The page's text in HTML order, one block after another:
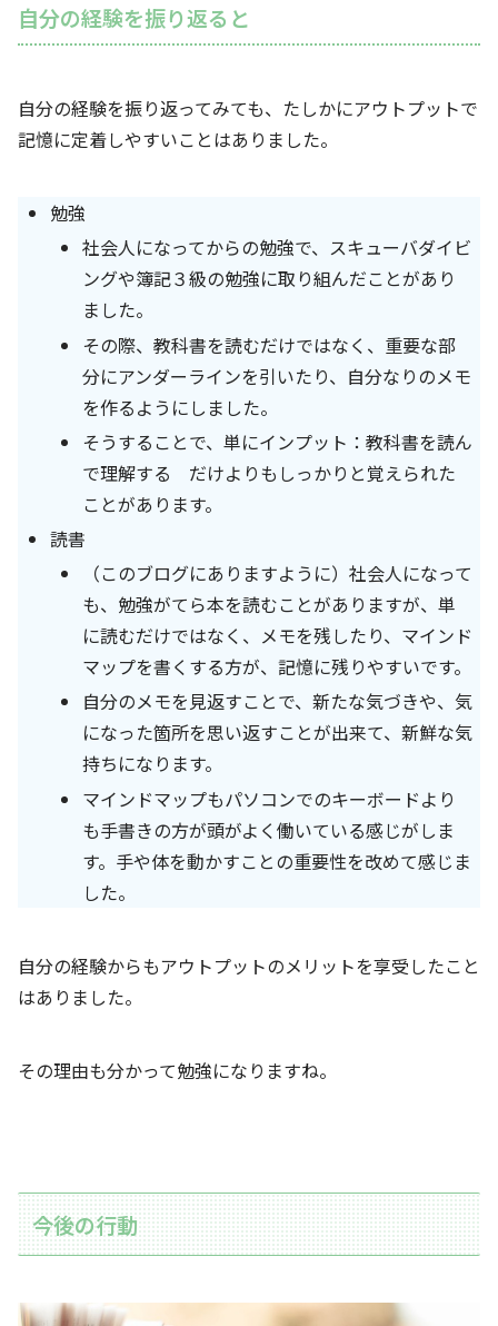
自分の経験を振り返ると
自分の経験を振り返ってみても、たしかにアウトプットで
記憶に定着しやすいことはありました。
勉強
社会人になってからの勉強で、スキューバダイビ
ングや簿記３級の勉強に取り組んだことがあり
ました。
その際、教科書を読むだけではなく、重要な部
分にアンダーラインを引いたり、自分なりのメモ
を作るようにしました。
そうすることで、単にインプット：教科書を読ん
で理解する だけよりもしっかりと覚えられた
ことがあります。
読書
（このブログにありますように）社会人になって
も、勉強がてら本を読むことがありますが、単
に読むだけではなく、メモを残したり、マインド
マップを書くする方が、記憶に残りやすいです。
自分のメモを見返すことで、新たな気づきや、気
になった箇所を思い返すことが出来て、新鮮な気
持ちになります。
マインドマップもパソコンでのキーボードより
も手書きの方が頭がよく働いている感じがしま
す。手や体を動かすことの重要性を改めて感じま
した。
自分の経験からもアウトプットのメリットを享受したこと
はありました。
その理由も分かって勉強になりますね。
今後の行動